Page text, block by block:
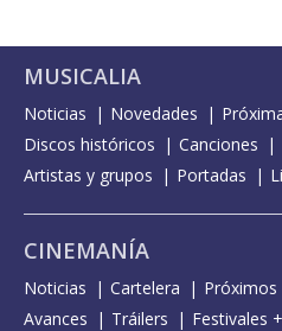
MUSICALIA
Noticias Novedades
Discos históricos
Canciones
Artistas y grupos
Portadas
CINEMANÍA
Noticias Cartelera
Avances
Tráilers
Festivales